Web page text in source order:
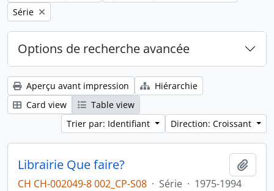
Remove filter:
Série
Options de recherche avancée
Aperçu avant impression
Hiérarchie
Card view
Table view
Trier par: Identifiant
Direction: Croissant
Librairie Que faire?
CH CH-002049-8 002_CP-S08 · Série · 1975-1994